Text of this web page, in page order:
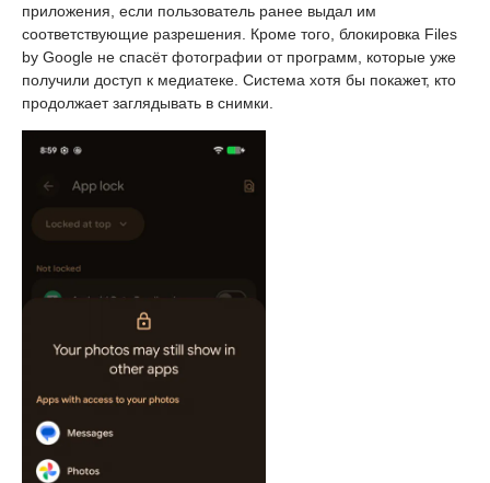
приложения, если пользователь ранее выдал им
соответствующие разрешения. Кроме того, блокировка Files
by Google не спасёт фотографии от программ, которые уже
получили доступ к медиатеке. Система хотя бы покажет, кто
продолжает заглядывать в снимки.